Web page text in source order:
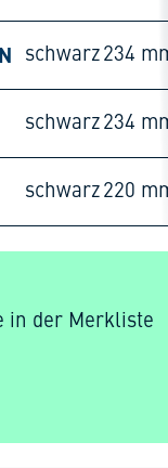
schwarz 234
schwarz 234
schwarz 220
in der Merkliste